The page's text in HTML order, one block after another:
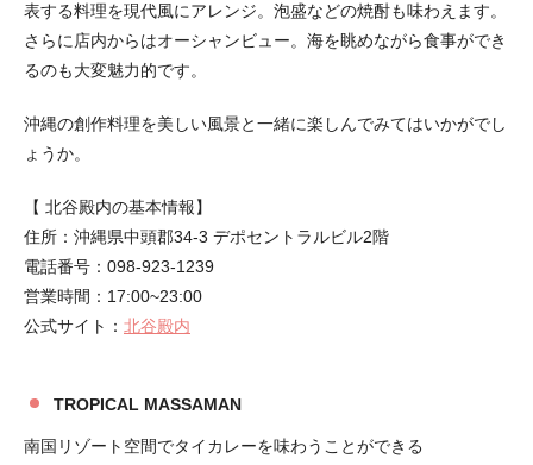
表する料理を現代風にアレンジ。泡盛などの焼酎も味わえます。
さらに店内からはオーシャンビュー。海を眺めながら食事ができ
るのも大変魅力的です。
沖縄の創作料理を美しい風景と一緒に楽しんでみてはいかがでし
ょうか。
【 北谷殿内の基本情報】
住所：沖縄県中頭郡34-3 デポセントラルビル2階
電話番号：098-923-1239
営業時間：17:00~23:00
公式サイト： 北谷殿内
TROPICAL MASSAMAN
南国リゾート空間でタイカレーを味わうことができる